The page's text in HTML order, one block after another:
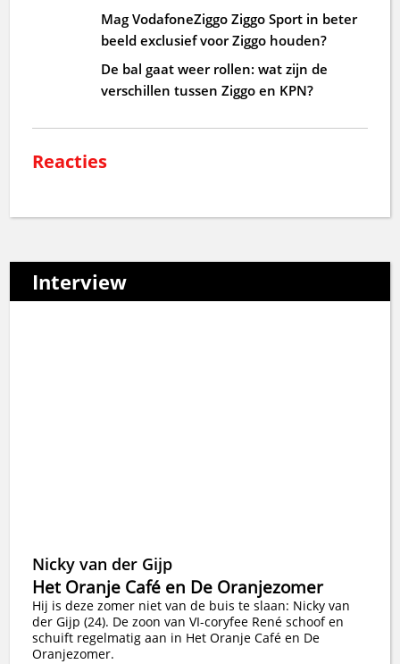
Mag VodafoneZiggo Ziggo Sport in beter
beeld exclusief voor Ziggo houden?
De bal gaat weer rollen: wat zijn de
verschillen tussen Ziggo en KPN?
Reacties
Interview
Nicky van der Gijp
Het Oranje Café en De Oranjezomer
Hij is deze zomer niet van de buis te slaan: Nicky van
der Gijp (24). De zoon van VI-coryfee René schoof en
schuift regelmatig aan in Het Oranje Café en De
Oranjezomer.